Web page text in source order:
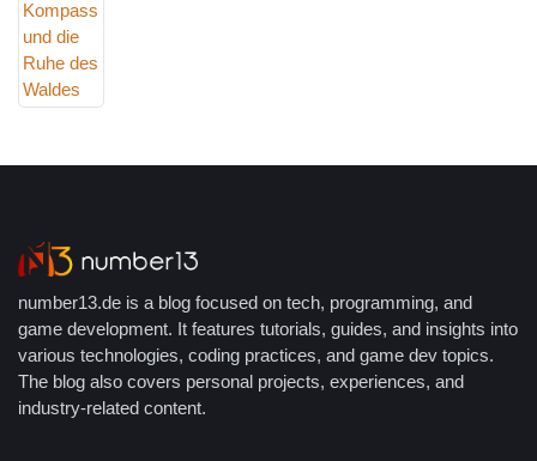
number13.de is a blog focused on tech, programming, and
game development. It features tutorials, guides, and insights into
various technologies, coding practices, and game dev topics.
The blog also covers personal projects, experiences, and
industry-related content.